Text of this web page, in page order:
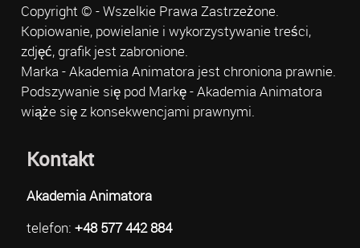
Copyright © - Wszelkie Prawa Zastrzeżone.
Kopiowanie, powielanie i wykorzystywanie treści,
zdjęć, grafik jest zabronione.
Marka - Akademia Animatora jest chroniona prawnie.
Podszywanie się pod Markę - Akademia Animatora
wiąże się z konsekwencjami prawnymi.
Kontakt
Akademia Animatora
telefon: +48 577 442 884